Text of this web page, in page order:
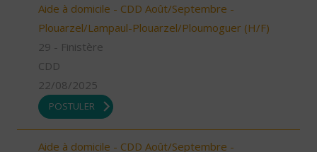
Aide à domicile - CDD Août/Septembre -
Plouarzel/Lampaul-Plouarzel/Ploumoguer (H/F)
29 - Finistère
CDD
22/08/2025
POSTULER
Aide à domicile - CDD Août/Septembre -